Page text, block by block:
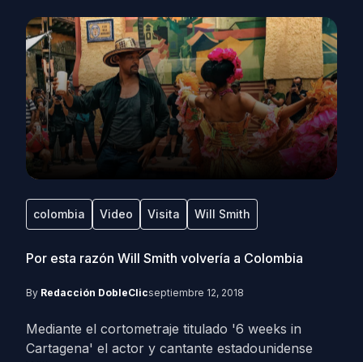
colombia Video Visita Will Smith
Por esta razón Will Smith volvería a Colombia
By Redacción DobleClicseptiembre 12, 2018
Mediante el cortometraje titulado '6 weeks in
Cartagena' el actor y cantante estadounidense